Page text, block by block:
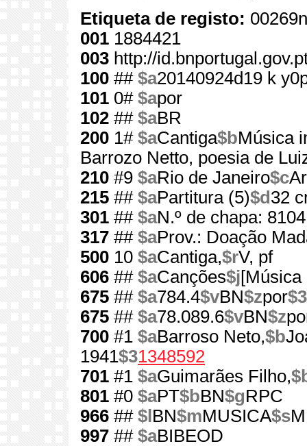
Etiqueta de registo:
001 1884421
003 http://
100 ## $a20140924d19 k
101 0# $apor
102 ## $aBR
200 1# $aCantiga$bMúsica
Barrozo Netto, poesia de
210 #9 $aRio de Janeiro$c
215 ## $aPartitura (5)$d 32
301 ## $aN.º de chapa: 8104
317 ## $aProv.: Doação
500 10 $aCantiga,$rV, pf
606 ## $aCanções$j
675 ## $a784.4$vBN$zpor$3
675 ## $a78.089.6$vBN$z
700 #1 $aBarroso Neto,$b
1941$31348592
701 #1 $aGuimarães Filho,
801 #0 $aPT$bBN$gRPC
966 ## $l BN$mMUSICA$s
997 ## $aBIBEOD